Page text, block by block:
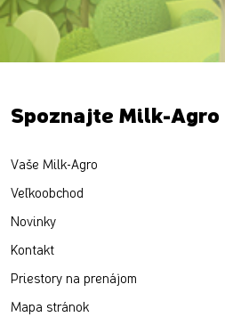
Spoznajte Milk-Agro
Vaše Milk-Agro
Veľkoobchod
Novinky
Kontakt
Priestory na prenájom
Mapa stránok